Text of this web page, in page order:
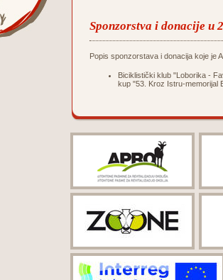
Sponzorstva i donacije u
Popis sponzorstava i donacija koje je
Biciklistički klub "Loborika -
kup "53. Kroz Istru-memorijal